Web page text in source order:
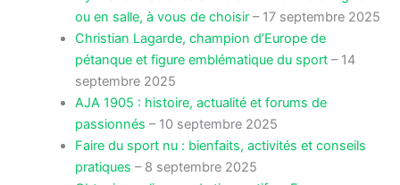
ou en salle, à vous de choisir– 17 septembre 2025
Christian Lagarde, champion d’Europe de
pétanque et figure emblématique du sport– 14
septembre 2025
AJA 1905 : histoire, actualité et forums de
passionnés – 10 septembre 2025
Faire du sport nu : bienfaits, activités et conseils
pratiques – 8 septembre 2025